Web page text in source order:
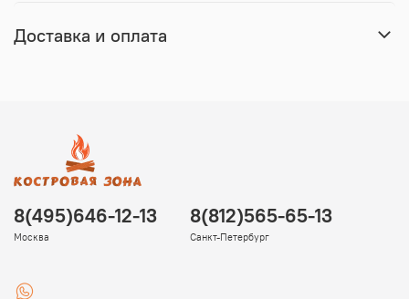
Доставка и оплата
8(495)646-12-13
Москва
8(812)565-65-13
Санкт-Петербург